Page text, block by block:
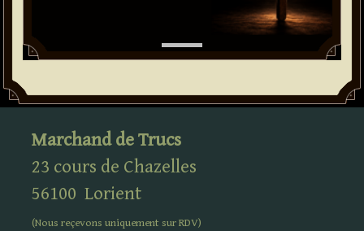
Marchand de Trucs
23 cours de Chazelles
56100 Lorient
(Nous reçevons uniquement surRDV)